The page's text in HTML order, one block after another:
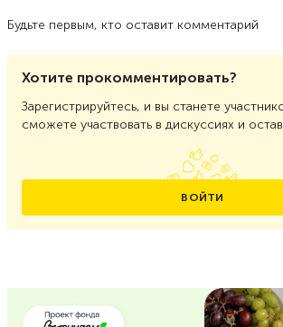
Будьте первым, кто оставит комментарий
Хотите прокомментировать?
Зарегистрируйтесь, и вы станете
сможете участвовать в дискуссиях и
ВОЙТИ